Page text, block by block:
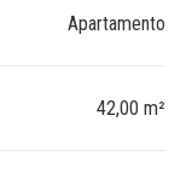
Apartamento
42,00 m²